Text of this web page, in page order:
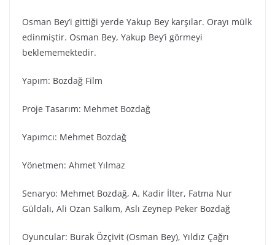
Osman Bey’i gittiği yerde Yakup Bey karşılar. Orayı mülk
edinmiştir. Osman Bey, Yakup Bey’i görmeyi
beklememektedir.
Yapım: Bozdağ Fi̇lm
Proje Tasarım: Mehmet Bozdağ
Yapımcı: Mehmet Bozdağ
Yönetmen: Ahmet Yılmaz
Senaryo: Mehmet Bozdağ, A. Kadir İlter, Fatma Nur
Güldalı, Ali Ozan Salkım, Aslı Zeynep Peker Bozdağ
Oyuncular: Burak Özçivit (Osman Bey), Yıldız Çağrı